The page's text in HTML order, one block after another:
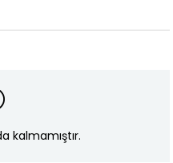
kalmamıştır.